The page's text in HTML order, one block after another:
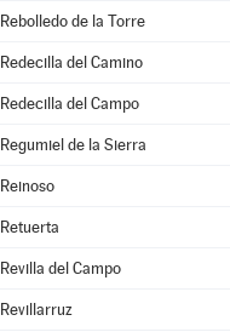
Rebolledo de la Torre
Redecilla del Camino
Redecilla del Campo
Regumiel de la Sierra
Reinoso
Retuerta
Revilla del Campo
Revillarruz